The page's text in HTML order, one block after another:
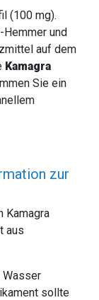
(100 mg).
und
auf dem
Kamagra
Sie ein
zur
Kamagra
aus
Wasser
sollte